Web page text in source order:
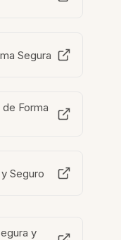
Segura
Forma
Seguro
y